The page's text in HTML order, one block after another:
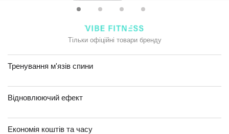
Тільки офіційні товари бренду
Тренування м'язів спини
Відновлюючий ефект
Економія коштів та часу